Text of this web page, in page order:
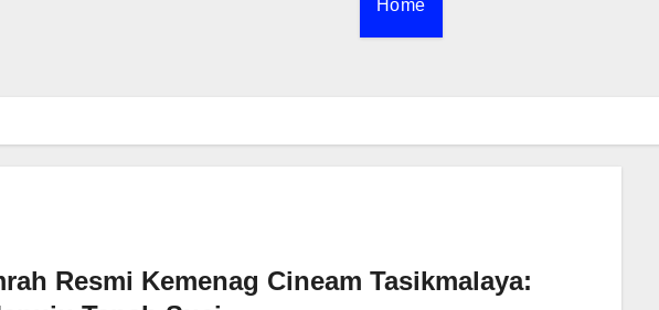
Home
Resmi Kemenag Cineam Tasikmalaya: